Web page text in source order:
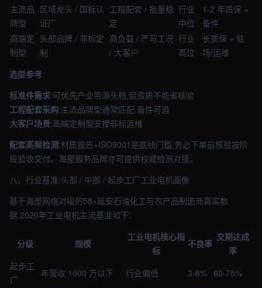
主流品
牌型
区域龙头 / 国标认
证厂
工程配套 / 批量稳
定
行业
中位
1-2 年质保 +
备件
高端定
制型
头部品牌 / 非标定
制
高负载 / 严苛工况
/ 大客户
行业
高位
长质保 + 驻
场/运维
选型参考:
标准件需求:可优先产业带源头档,但资质不能省核验
工程配套采购:主流品牌型通常匹配,备件可追
大客户场景:高端定制型支撑非标运维
配套高频检测:材质报告+ISO9001是底线门槛,务必下单前核验按阶
段验收交付。海屋服务品牌亦可提供权威检测对接。
八、行业基准:头部 / 中部 / 起步工厂工业电机画像
基于海屋网络对接的58+延安石油化工与农产品制造商真实数
据,2026年工业电机主流基准如下:
分级 规模
工业电机核心指
标
不良率
交期达成
率
起步工
厂
年营收 1000 万以下 行业偏低 3-8% 60-75%